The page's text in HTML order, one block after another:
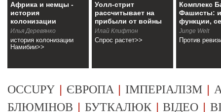
Африка и немцы -
история
колонизации
Намибии
Илья Деревянко
история колонизации
Намибии>>
Уолл-стрит
рассчитывает на
прибыли от войны
Илай Клифтон
Спрос растет>>
Комплекс
Фашисты:
функции,
Junge Welt
Против
OCCUPY | ЄВРОПА | ІМПЕРІАЛІЗМ |
БЛЮМІНОВ | БУТКАЛЮК|ВІДЕО |